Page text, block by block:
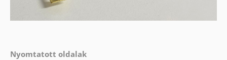
Nyomtatott oldalak